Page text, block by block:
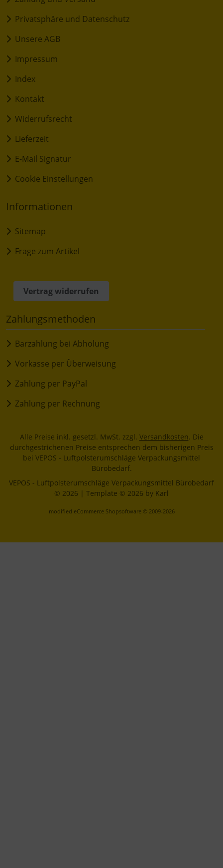
Privatsphäre und Datenschutz
Unsere AGB
Impressum
Index
Kontakt
Widerrufsrecht
Lieferzeit
E-Mail Signatur
Cookie Einstellungen
Informationen
Sitemap
Frage zum Artikel
Vertrag widerrufen
Zahlungsmethoden
Barzahlung bei Abholung
Vorkasse per Überweisung
Zahlung per PayPal
Zahlung per Rechnung
Alle Preise inkl. gesetzl. MwSt. zzgl. Versandkosten. Die
durchgestrichenen Preise entsprechen dem bisherigen Preis
bei VEPOS - Luftpolsterumschläge Verpackungsmittel
Bürobedarf.
VEPOS - Luftpolsterumschläge Verpackungsmittel Bürobedarf
© 2026 | Template © 2026 by Karl
modified eCommerce Shopsoftware © 2009-2026